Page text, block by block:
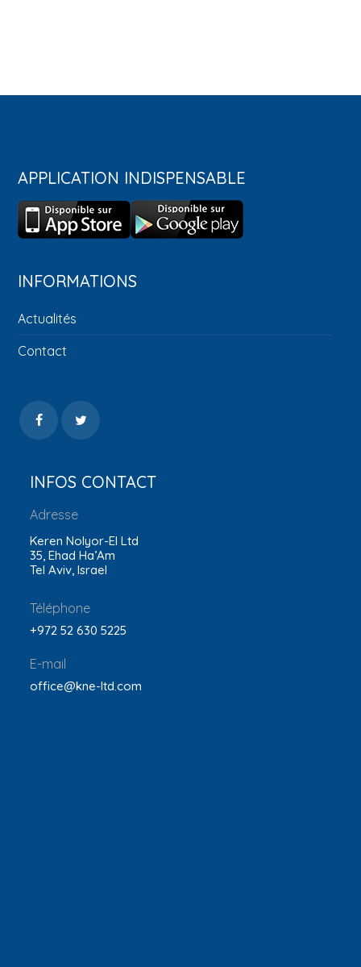
APPLICATION INDISPENSABLE
INFORMATIONS
Actualités
Contact
INFOS CONTACT
Adresse
Keren Nolyor-El Ltd
35, Ehad Ha’Am
Tel Aviv, Israel
Téléphone
+972 52 630 5225
E-mail
office@kne-ltd.com